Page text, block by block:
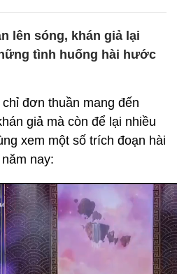
lên sóng, khán giả lại
tình huống hài hước
đơn thuần mang đến
giả mà còn để lại nhiều
xem một số trích đoạn hài
nay: